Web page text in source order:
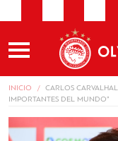
INICIO
CARLOS
IMPORTANTES DEL MUNDO”